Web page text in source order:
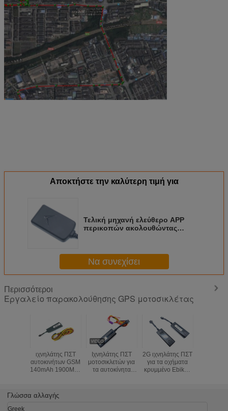
Αποκτήστε την καλύτερη τιμή για
Τελική μηχανή ελεύθερο APP
περικοπών ακολουθώντας
Να συνεχίσει
Περισσότεροι
Εργαλείο παρακολούθησης GPS μοτοσικλέτας
ιχνηλάτης ΠΣΤ
αυτοκινήτων GSM
140mAh 1900Mhz
Ιχνηλάτης ΠΣΤ
μοτοσικλετών για
τα αυτοκίνητα
2G ιχνηλάτης ΠΣΤ
για τα οχήματα
κρυμμένο Ebikes
Γλώσσα αλλαγής
Greek